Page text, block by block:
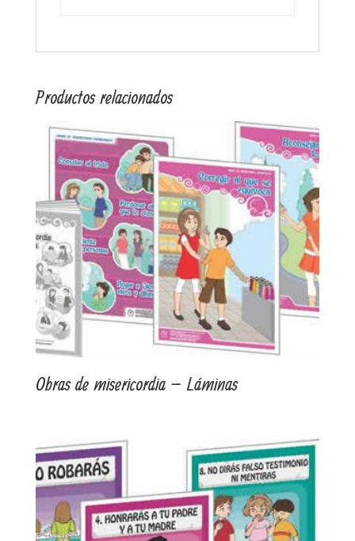
Productos relacionados
Obras de misericordia – Láminas